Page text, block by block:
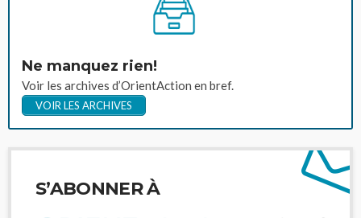
Ne manquez rien!
Voir les archives d’OrientAction en bref.
VOIR LES ARCHIVES
S’ABONNER À